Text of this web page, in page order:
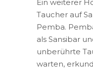
Ein weiterer
Taucher auf
Pemba.
als Sansibar
unberührte
warten,